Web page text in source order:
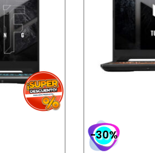
-30%